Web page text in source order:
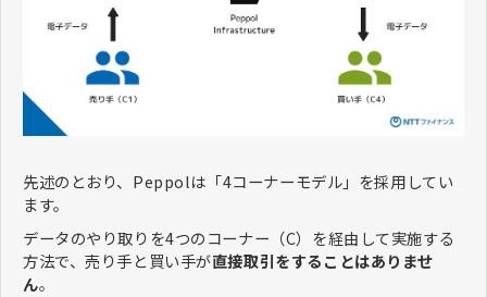
先述のとおり、Peppolは「4コーナーモデル」を採用してい
ます。
データのやり取りを4つのコーナー（C）を経由して実施する
方法で、売り手と買い手が直接取引をすることはありませ
ん。